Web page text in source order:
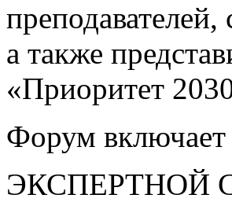
преподавателей,
а также
«Приоритет
Форум включает
ЭКСПЕРТНОЙ